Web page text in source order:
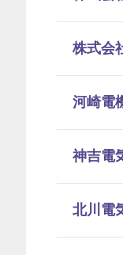
株式会
河崎電
神吉電
北川電